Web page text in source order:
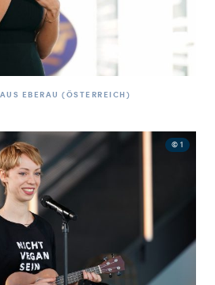
EBERAU (ÖSTERREICH)
© 1